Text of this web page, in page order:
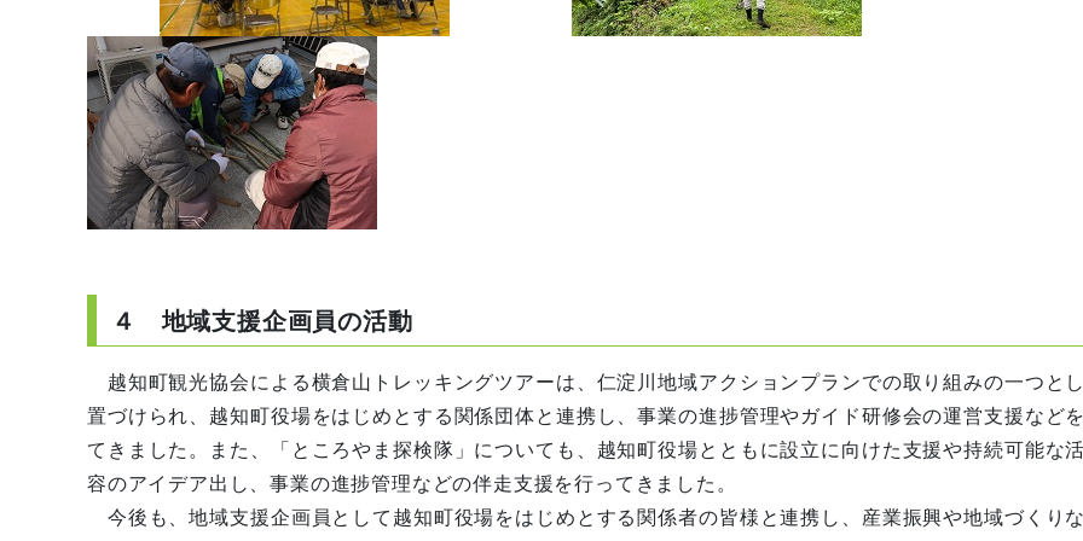
４ 地域支援企画員の活動
越知町観光協会による横倉山トレッキングツアーは、仁淀川地域アクションプランでの取り組みの一つと
置づけられ、越知町役場をはじめとする関係団体と連携し、事業の進捗管理やガイド研修会の運営支援など
てきました。また、「ところやま探検隊」についても、越知町役場とともに設立に向けた支援や持続可能な
容のアイデア出し、事業の進捗管理などの伴走支援を行ってきました。
今後も、地域支援企画員として越知町役場をはじめとする関係者の皆様と連携し、産業振興や地域づくり